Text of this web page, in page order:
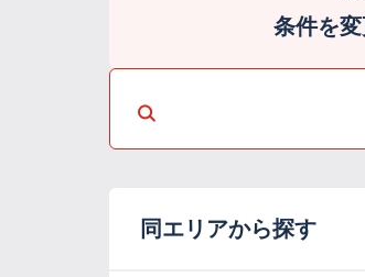
条件を
同エリアから探す